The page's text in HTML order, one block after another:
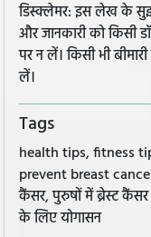
डिस्क्लेमर: इस लेख के
और जानकारी को किसी
पर न लें। किसी भी
लें।
Tags
health tips, fitness
prevent breast
कैंसर, पुरुषों में ब्रेस्ट
के लिए योगासन